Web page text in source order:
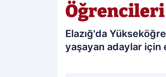
Elazığ'da
yaşayan adaylar